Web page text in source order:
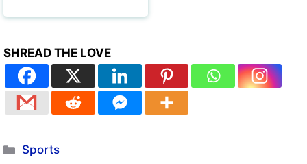
SHREAD THE LOVE
Sports